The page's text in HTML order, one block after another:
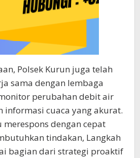
Polsek Kurun juga telah
sama dengan lembaga
perubahan debit air
informasi cuaca yang akurat.
dengan cepat
tindakan, Langkah
bagian dari strategi proaktif